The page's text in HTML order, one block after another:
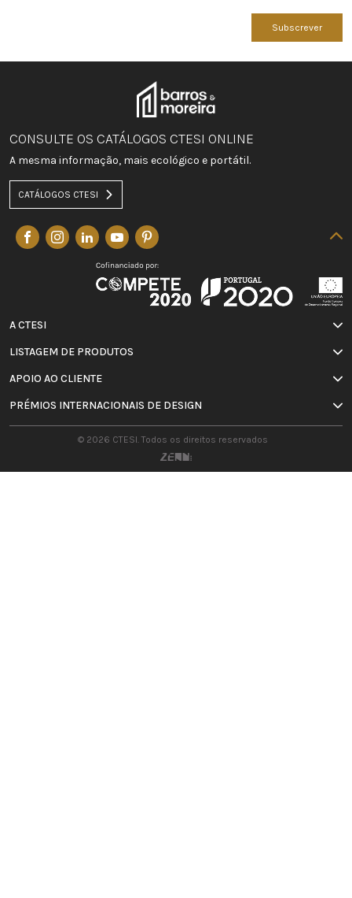
Subscrever
CONSULTE OS CATÁLOGOS CTESI ONLINE
A mesma informação, mais ecológico e portátil.
CATÁLOGOS CTESI
A CTESI
LISTAGEM DE PRODUTOS
APOIO AO CLIENTE
PRÉMIOS INTERNACIONAIS DE DESIGN
© 2026 CTESI. Todos os direitos reservados